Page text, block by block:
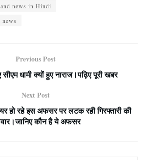
news in Hindi
news
Previous Post
धामी क्यों हुए नाराज।पढ़िए पूरी खबर
Next Post
हो रहे इस अफसर पर लटक रही गिरफ्तारी की
कौन है ये अफसर